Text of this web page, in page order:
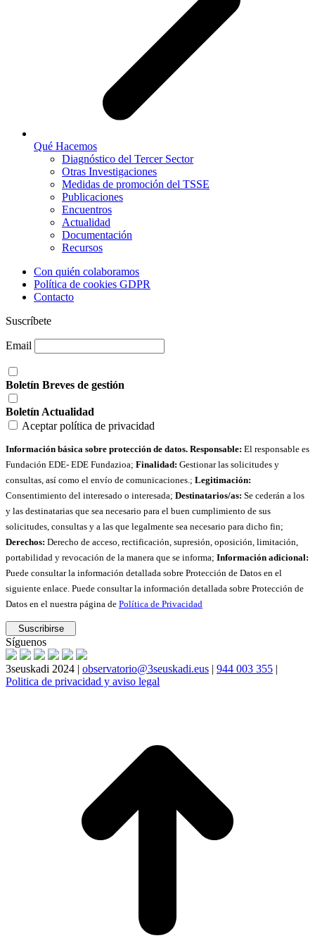
Qué Hacemos
Diagnóstico del Tercer Sector
Otras Investigaciones
Medidas de promoción del TSSE
Publicaciones
Encuentros
Actualidad
Documentación
Recursos
Con quién colaboramos
Política de cookies GDPR
Contacto
Suscríbete
Email
Boletín Breves de gestión
Boletín Actualidad
Aceptar política de privacidad
Información básica sobre protección de datos. Responsable: El responsable es
Fundación EDE- EDE Fundazioa; Finalidad: Gestionar las solicitudes y
consultas, así como el envío de comunicaciones.; Legitimación:
Consentimiento del interesado o interesada; Destinatarios/as: Se cederán a los
y las destinatarias que sea necesario para el buen cumplimiento de sus
solicitudes, consultas y a las que legalmente sea necesario para dicho fin;
Derechos: Derecho de acceso, rectificación, supresión, oposición, limitación,
portabilidad y revocación de la manera que se informa; Información adicional:
Puede consultar la información detallada sobre Protección de Datos en el
siguiente enlace. Puede consultar la información detallada sobre Protección de
Datos en el nuestra página de Política de Privacidad
Síguenos
3seuskadi 2024 | observatorio@3seuskadi.eus | 944 003 355 |
Politica de privacidad y aviso legal